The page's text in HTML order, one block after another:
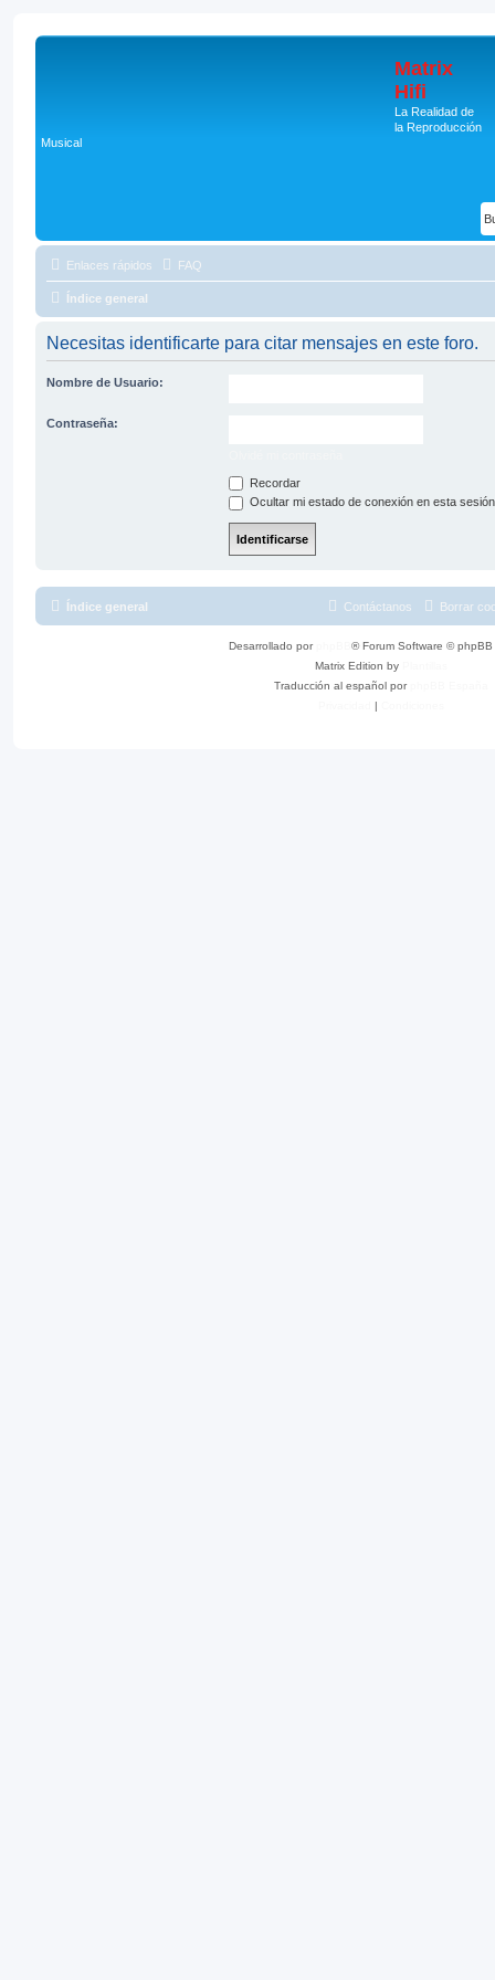
Matrix
Hifi
La Realidad de
la Reproducción
Musical
Enlaces rápidos FAQ
Índice general
Necesitas identificarte para citar mensajes en este foro.
Nombre de Usuario:
Contraseña:
Recordar
Ocultar mi estado de conexión en esta sesión
Índice general Borrar
Contáctanos
Desarrollado por
® Forum Software © phpBB
Matrix Edition by
Traducción al español por
|